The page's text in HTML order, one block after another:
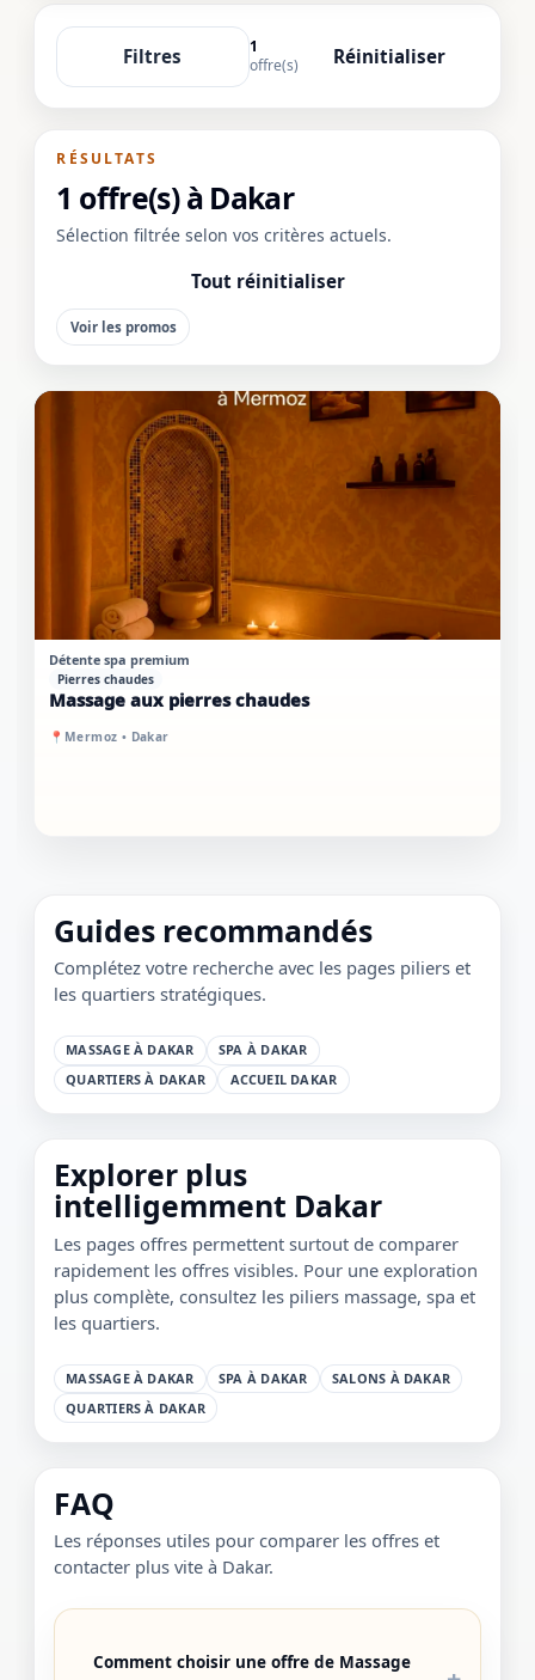
Filtres
1
offre(s)
Réinitialiser
RÉSULTATS
1 offre(s) à Dakar
Sélection filtrée selon vos critères actuels.
Tout réinitialiser
Voir les promos
PREMIUM SUR PLACE
Massage aux pierres chaudes
Détente spa premium
Pierres chaudes
📍 Mermoz • Dakar
Guides recommandés
Complétez votre recherche avec les pages piliers et
les quartiers stratégiques.
MASSAGE À DAKAR
SPA À DAKAR
QUARTIERS À DAKAR
ACCUEIL DAKAR
Explorer plus
intelligemment Dakar
Les pages offres permettent surtout de comparer
rapidement les offres visibles. Pour une exploration
plus complète, consultez les piliers massage, spa et
les quartiers.
MASSAGE À DAKAR SPA À DAKAR
SALONS À DAKAR
QUARTIERS À DAKAR
FAQ
Les réponses utiles pour comparer les offres et
contacter plus vite à Dakar.
Comment choisir une offre de Massage
⛶ ↓✕